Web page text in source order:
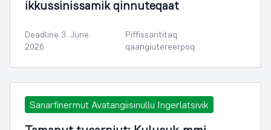
ikkussinissamik qinnuteqaat
Deadline 3. June
2026
Piffissarititaq
qaangiutereerpoq
Sanarfinermut Avatangiisinullu Ingerlatsivik